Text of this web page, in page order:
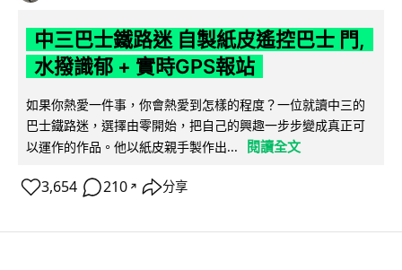
中三巴士鐵路迷 自製紙皮遙控巴士 門,
水撥識郁 + 實時GPS報站
如果你熱愛一件事，你會熱愛到怎樣的程度？一位就讀中三的
巴士鐵路迷，選擇由零開始，把自己的興趣一步步變成真正可
以運作的作品。他以紙皮親手製作出...
閱讀全文
3,654 210 ↗ 分享